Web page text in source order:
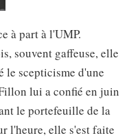
à part à l'UMP.
souvent gaffeuse, elle
le scepticisme d'une
lui a confié en juin
le portefeuille de la
l'heure, elle s'est faite